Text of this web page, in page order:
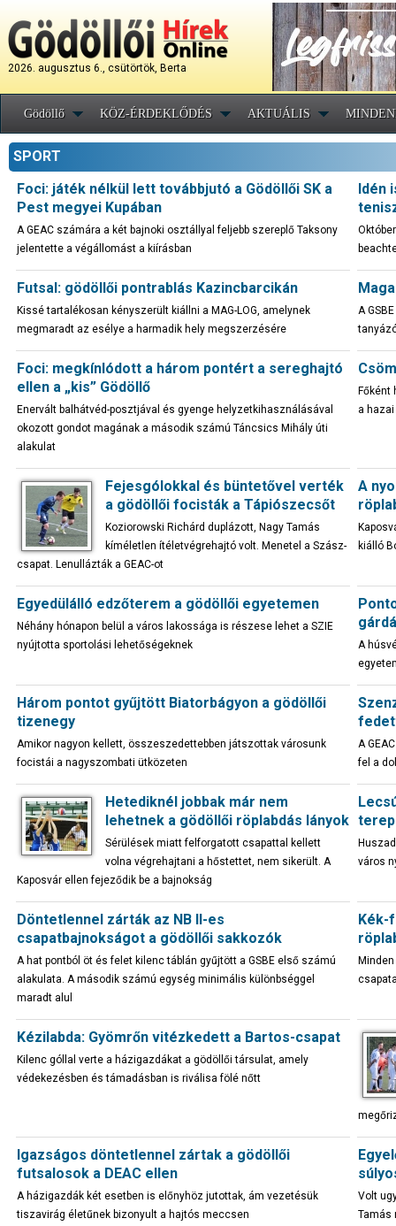
2026. augusztus 6., csütörtök, Berta
Gödöllő KÖZ-ÉRDEKLŐDÉS AKTUÁLIS
SPORT
Foci: játék nélkül lett továbbjutó a Gödöllői SK a
Pest megyei Kupában
A GEAC számára a két bajnoki osztállyal feljebb szereplő Taksony
jelentette a végállomást a kiírásban
Idén
Futsal: gödöllői pontrablás Kazincbarcikán
Kissé tartalékosan kényszerült kiállni a MAG-LOG, amelynek
megmaradt az esélye a harmadik hely megszerzésére
A
Foci: megkínlódott a három pontért a sereghajtó
ellen a „kis” Gödöllő
Enervált balhátvéd-posztjával és gyenge helyzetkihasználásával
okozott gondot magának a második számú Táncsics Mihály úti
alakulat
Főként
a
Fejesgólokkal és büntetővel verték
a gödöllői focisták a Tápiószecsőt
Koziorowski Richárd duplázott, Nagy Tamás
kíméletlen ítéletvégrehajtó volt. Menetel a Szász-
csapat. Lenullázták a GEAC-ot
A
kiálló
Egyedülálló edzőterem a gödöllői egyetemen
Néhány hónapon belül a város lakossága is részese lehet a SZIE
nyújtotta sportolási lehetőségeknek
A
Három pontot gyűjtött Biatorbágyon a gödöllői
tizenegy
Amikor nagyon kellett, összeszedettebben játszottak városunk
focistái a nagyszombati ütközeten
A
fel a
Hetediknél jobbak már nem
lehetnek a gödöllői röplabdás lányok
Sérülések miatt felforgatott csapattal kellett
volna végrehajtani a hőstettet, nem sikerült. A
Kaposvár ellen fejeződik be a bajnokság
város
Döntetlennel zárták az NB II-es
csapatbajnokságot a gödöllői sakkozók
A hat pontból öt és felet kilenc táblán gyűjtött a GSBE első számú
alakulata. A második számú egység minimális különbséggel
maradt alul
Kék-
Kézilabda: Gyömrőn vitézkedett a Bartos-csapat
Kilenc góllal verte a házigazdákat a gödöllői társulat, amely
védekezésben és támadásban is riválisa fölé nőtt
Igazságos döntetlennel zártak a gödöllői
futsalosok a DEAC ellen
A házigazdák két esetben is előnyhöz jutottak, ám vezetésük
tiszavirág életűnek bizonyult a hajtós meccsen
Volt
Tamás